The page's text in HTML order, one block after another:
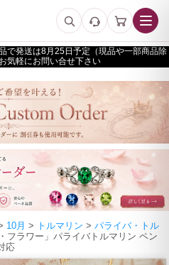
で発送は
予定（現品や一部商品除
気軽にお問い合せ下さい
10月 > トルマリン > パライバ・トル
フラワー」パライバトルマリン ペン
応